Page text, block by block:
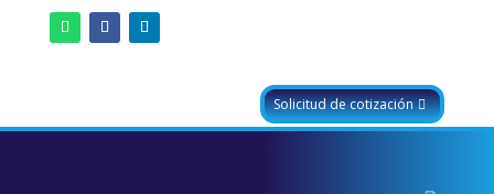
Solicitud de cotización